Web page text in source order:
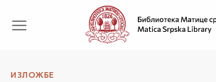
ИЗЛОЖБЕ